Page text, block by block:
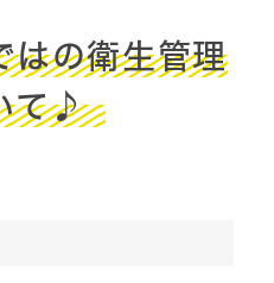
の衛生管理
て♪